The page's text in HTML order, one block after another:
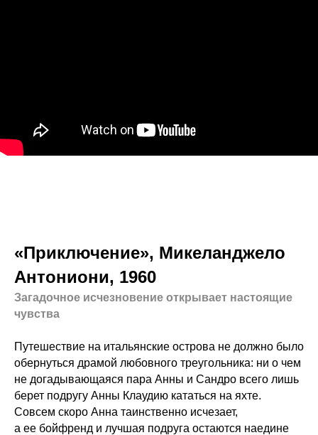
«Приключение», Микеланджело
Антониони, 1960
Загадочное исчезновение открывает настоящие
чувства
Путешествие на итальянские острова не должно было
обернуться драмой любовного треугольника: ни о чем
не догадывающаяся пара Анны и Сандро всего лишь
берет подругу Анны Клаудию кататься на яхте.
Совсем скоро Анна таинственно исчезает,
а ее бойфренд и лучшая подруга остаются наедине